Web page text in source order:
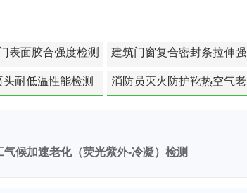
表面胶合强度检测
建筑门窗复合密封条拉伸强
度-硬质塑料材料检测
头耐低温性能检测
消防员灭火防护靴热空气老
候加速老化（荧光紫外-冷凝）检测